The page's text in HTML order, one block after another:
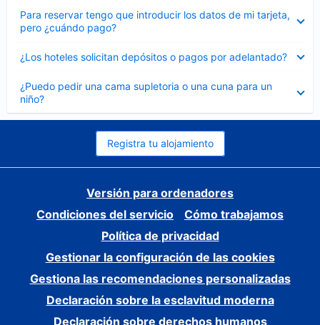
Para reservar tengo que introducir los datos de mi tarjeta,
pero ¿cuándo pago?
cerrado
¿Los hoteles solicitan depósitos o pagos por adelantado?
cerrado
¿Puedo pedir una cama supletoria o una cuna para un
niño?
cerrado
Registra tu alojamiento
Versión para ordenadores
Condiciones del servicio
Cómo trabajamos
Política de privacidad
Gestionar la configuración de las cookies
Gestiona las recomendaciones personalizadas
Declaración sobre la esclavitud moderna
Declaración sobre derechos humanos